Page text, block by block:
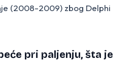
(2008-2009) zbog Delphi
pri paljenju, šta je